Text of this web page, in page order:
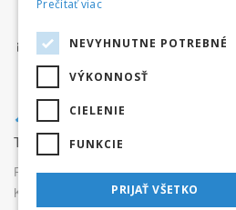
info@tatryvpohybe.sk
Tatryvpohybe.sk je súčasťou pretekaj.sk
Prevádzkovateľ:Originals, s.r.o.,
Karpatská 3256/15, 05801 Poprad
Prečítať viac
NEVYHNUTNE POTREBNÉ
VÝKONNOSŤ
CIELENIE
FUNKCIE
PRIJAŤ VŠETKO